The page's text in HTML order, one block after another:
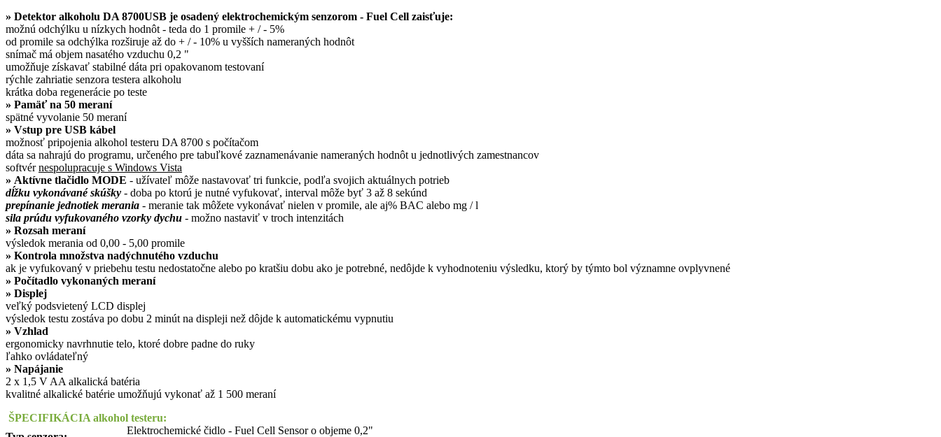
» Detektor alkoholu DA 8700USB je osadený elektrochemickým senzorom - Fuel Cell zaisťuje:
možnú odchýlku u nízkych hodnôt - teda do 1 promile + / - 5%
od promile sa odchýlka rozširuje až do + / - 10% u vyšších nameraných hodnôt
snímač má objem nasatého vzduchu 0,2 "
umožňuje získavať stabilné dáta pri opakovanom testovaní
rýchle zahriatie senzora testera alkoholu
krátka doba regenerácie po teste
» Pamäť na 50 meraní
spätné vyvolanie 50 meraní
» Vstup pre USB kábel
možnosť pripojenia alkohol testeru DA 8700 s počítačom
dáta sa nahrajú do programu, určeného pre tabuľkové zaznamenávanie nameraných hodnôt u jednotlivých zamestnancov
softvérnespolupracuje s Windows Vista
» Aktívne tlačidlo MODE - užívateľ môže nastavovať tri funkcie, podľa svojich aktuálnych potrieb
dĺžku vykonávané skúšky - doba po ktorú je nutné vyfukovať, interval môže byť 3 až 8 sekúnd
prepínanie jednotiek merania - meranie tak môžete vykonávať nielen v promile, ale aj% BAC alebo mg / l
sila prúdu vyfukovaného vzorky dychu - možno nastaviť v troch intenzitách
» Rozsah meraní
výsledok merania od 0,00 - 5,00 promile
» Kontrola množstva nadýchnutého vzduchu
ak je vyfukovaný v priebehu testu nedostatočne alebo po kratšiu dobu ako je potrebné, nedôjde k vyhodnoteniu výsledku, ktorý by týmto bol významne ovplyvnené
» Počítadlo vykonaných meraní
» Displej
veľký podsvietený LCD displej
výsledok testu zostáva po dobu 2 minút na displeji než dôjde k automatickému vypnutiu
» Vzhlad
ergonomicky navrhnutie telo, ktoré dobre padne do ruky
ľahko ovládateľný
» Napájanie
2 x 1,5 V AA alkalická batéria
kvalitné alkalické batérie umožňujú vykonať až 1 500 meraní
ŠPECIFIKÁCIA alkohol testeru:
Elektrochemické čidlo - Fuel Cell Sensor o objeme 0,2"